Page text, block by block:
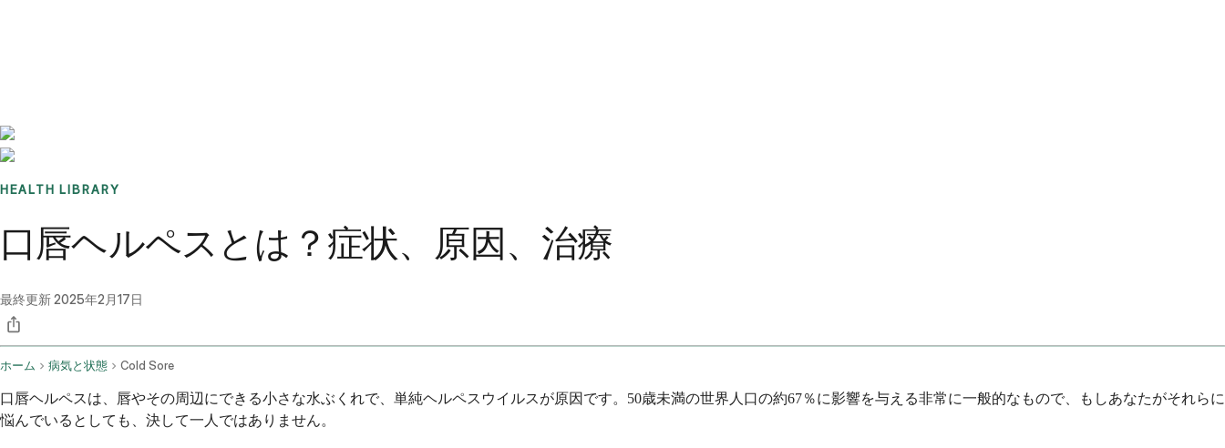
HEALTH LIBRARY
口唇ヘルペスとは？症状、原因、治療
最終更新2025年2月17日
ホーム 病気と状態 Cold Sore
口唇ヘルペスは、唇やその周辺にできる小さな水ぶくれで、単純ヘルペスウイルスが原因です。50歳未満の世界人口の約67％に影響を与える非常に一般的なもので、もしあなたがそれらに
悩んでいるとしても、決して一人ではありません。